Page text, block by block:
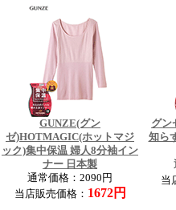
GUNZE(グン
ゼ)HOTMAGIC(ホットマジ
ック)集中保温 婦人8分袖イン
ナー 日本製
通常価格：2090円
当店販売価格： 1672円
グン
知ら
当